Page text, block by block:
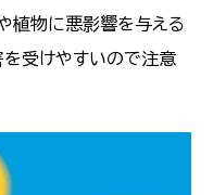
植物に悪影響を与える
を受けやすいので注意